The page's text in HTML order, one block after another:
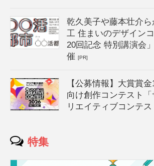
乾久美子や藤本壮介
工 住まいのデザイン
20回記念 特別講演会
催[PR]
【公募情報】大賞賞
向け創作コンテスト
リエイティブコンテ
特集